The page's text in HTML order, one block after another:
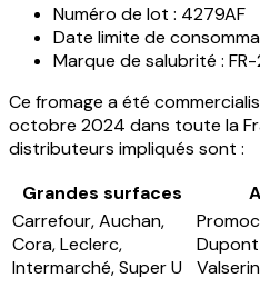
Numéro de lot : 4279AF
Date limite de
Marque de salubrité :
Ce fromage a été
octobre 2024 dans toute la
distributeurs impliqués sont :
Grandes surfaces
Carrefour, Auchan,
Cora, Leclerc,
Intermarché, Super U